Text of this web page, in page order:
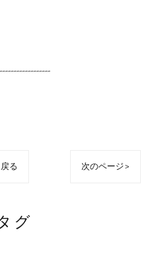
る 次のページ >
グ